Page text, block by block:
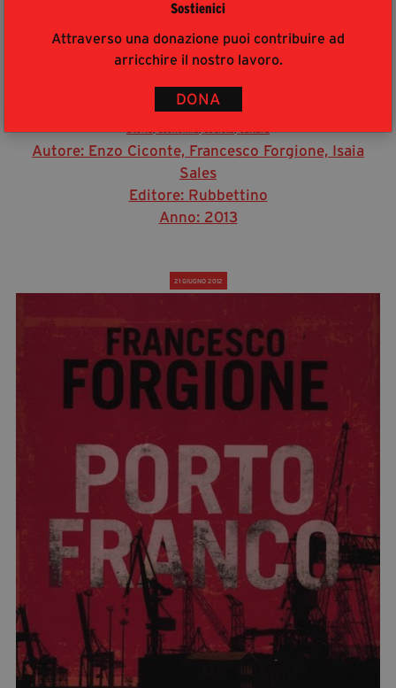
Sostienici
Attraverso una donazione puoi contribuire ad
arricchire il nostro lavoro.
DONA
Atlante delle mafie (Vol. II)
Autore: Enzo Ciconte, Francesco Forgione, Isaia
Sales
Editore: Rubbettino
Anno: 2013
21 GIUGNO 2012